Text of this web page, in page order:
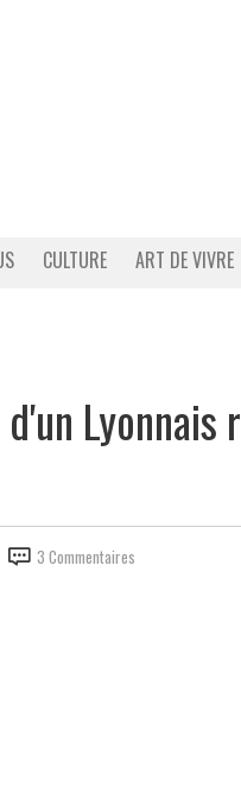
CULTURE ART DE VIVRE
Lyonnais
3 Commentaires